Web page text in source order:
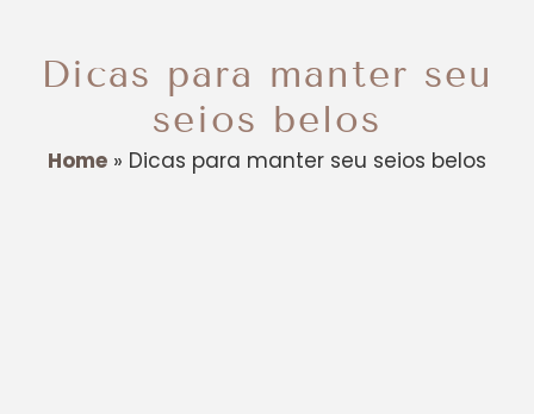
Dicas para manter seu
seios belos
Home » Dicas para manter seu seios belos